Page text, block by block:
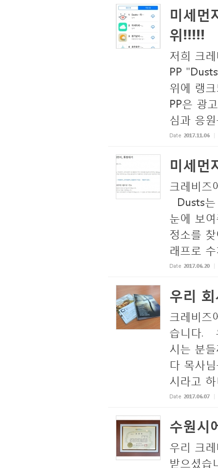
미세먼
위!!!!!
저희 크
PP
위에 랭
PP은 광
심과 응
Date 2017.11.06
미세먼
크레비즈
Dusts
눈에 보
정소를
래프로
Date 2017.06.20
우리
크레비즈
습니다.
시는 분
다 목사
시라고
Date 2017.06.07
수원시
우리 크
받으셨